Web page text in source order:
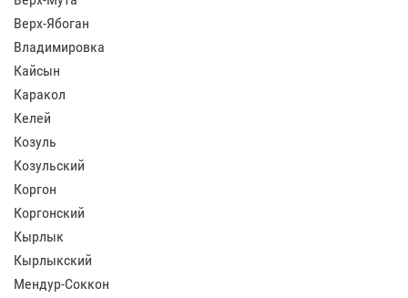
Верх-Ябоган
Владимировка
Кайсын
Каракол
Келей
Козуль
Козульский
Коргон
Коргонский
Кырлык
Кырлыкский
Мендур-Соккон